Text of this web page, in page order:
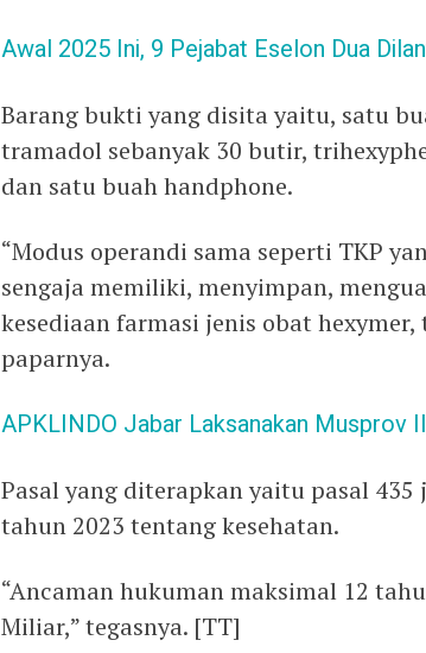
Awal 2025 Ini, 9 Pejabat Eselon Dua
Barang bukti yang disita yaitu, satu
tramadol sebanyak 30 butir,
dan satu buah handphone.
“Modus operandi sama seperti TKP
sengaja memiliki, menyimpan,
kesediaan farmasi jenis obat
paparnya.
APKLINDO Jabar Laksanakan Musprov
Pasal yang diterapkan yaitu pasal 435
tahun 2023 tentang kesehatan.
“Ancaman hukuman maksimal 12
Miliar,” tegasnya. [TT]